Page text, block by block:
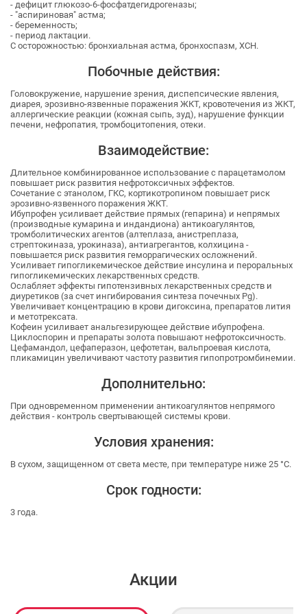
- дефицит глюкозо-6-фосфатдегидрогеназы;
- "аспириновая" астма;
- беременность;
- период лактации.
C осторожностью: бронхиальная астма, бронхоспазм, ХСН.
Побочные действия:
Головокружение, нарушение зрения, диспепсические явления,
диарея, эрозивно-язвенные поражения ЖКТ, кровотечения из ЖКТ,
аллергические реакции (кожная сыпь, зуд), нарушение функции
печени, нефропатия, тромбоцитопения, отеки.
Взаимодействие:
Длительное комбинированное использование с парацетамолом
повышает риск развития нефротоксичных эффектов.
Сочетание с этанолом, ГКС, кортикотропином повышает риск
эрозивно-язвенного поражения ЖКТ.
Ибупрофен усиливает действие прямых (гепарина) и непрямых
(производные кумарина и индандиона) антикоагулянтов,
тромболитических агентов (алтеплаза, анистреплаза,
стрептокиназа, урокиназа), антиагрегантов, колхицина -
повышается риск развития геморрагических осложнений.
Усиливает гипогликемическое действие инсулина и пероральных
гипогликемических лекарственных средств.
Ослабляет эффекты гипотензивных лекарственных средств и
диуретиков (за счет ингибирования синтеза почечных Pg).
Увеличивает концентрацию в крови дигоксина, препаратов лития
и метотрексата.
Кофеин усиливает анальгезирующее действие ибупрофена.
Циклоспорин и препараты золота повышают нефротоксичность.
Цефамандол, цефаперазон, цефотетан, вальпроевая кислота,
пликамицин увеличивают частоту развития гипопротромбинемии.
Дополнительно:
При одновременном применении антикоагулянтов непрямого
действия - контроль свертывающей системы крови.
Условия хранения:
В сухом, защищенном от света месте, при температуре ниже 25 °C.
Срок годности:
3 года.
Акции